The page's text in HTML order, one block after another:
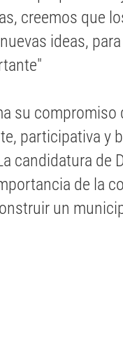
creemos que
ideas,
su compromiso
participativa y
candidatura de
de la
un